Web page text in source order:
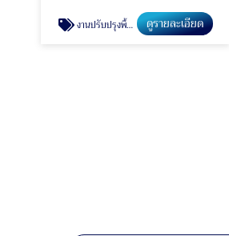
งานปรับปรุงพื้นทรุด ถนนทรุด โครงสร้างทรุด ดูรายละเอียด